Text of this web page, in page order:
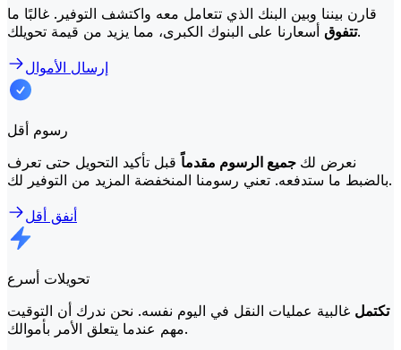
قارن بيننا وبين البنك الذي تتعامل معه واكتشف التوفير. غالبًا ما
تتفوقأسعارنا على البنوك الكبرى، مما يزيد من قيمة تحويلك.
إرسال الأموال
رسوم أقل
نعرض لك جميع الرسوم مقدماًقبل تأكيد التحويل حتى تعرف
بالضبط ما ستدفعه. تعني رسومنا المنخفضة المزيد من التوفير لك.
أنفق أقل
تحويلات أسرع
تكتمل غالبية عمليات النقل في اليوم نفسه. نحن ندرك أن التوقيت
مهم عندما يتعلق الأمر بأموالك.